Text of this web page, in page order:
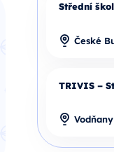
Střední
České
TRIVIS –
Vodňany